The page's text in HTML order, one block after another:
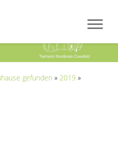
gefunden » 2019 »